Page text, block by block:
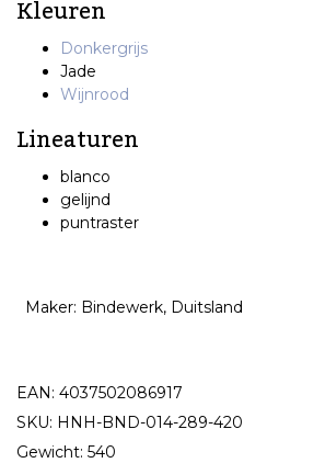
Kleuren
Donkergrijs
Jade
Wijnrood
Lineaturen
blanco
gelijnd
puntraster
Maker: Bindewerk, Duitsland
EAN: 4037502086917
SKU: HNH-BND-014-289-420
Gewicht: 540